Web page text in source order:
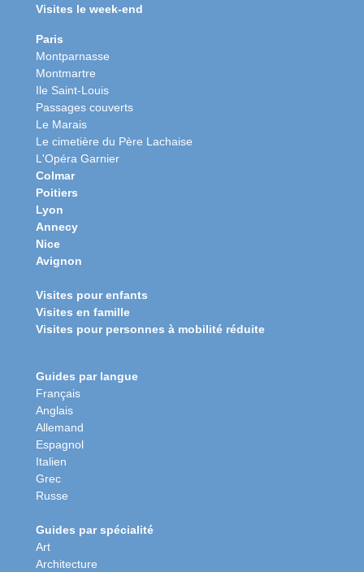
Visites le week-end
Paris
Montparnasse
Montmartre
Ile Saint-Louis
Passages couverts
Le Marais
Le cimetière du Père Lachaise
L'Opéra Garnier
Colmar
Poitiers
Lyon
Annecy
Nice
Avignon
Visites pour enfants
Visites en famille
Visites pour personnes à mobilité réduite
Guides par langue
Français
Anglais
Allemand
Espagnol
Italien
Grec
Russe
Guides par spécialité
Art
Architecture